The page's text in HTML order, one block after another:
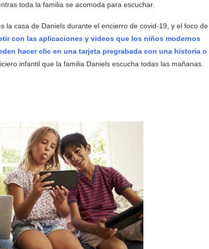
toda la familia se acomoda para escuchar.
la casa de Daniels durante el encierro de covid-19, y el foco de
con las aplicaciones y videos que los niños modernos
hacer clic en una tarjeta pregrabada con una historia o
infantil que la familia Daniels escucha todas las mañanas.